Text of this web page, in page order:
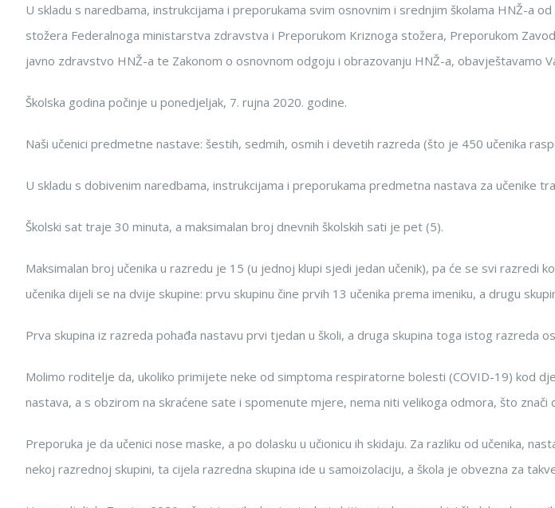
U skladu s naredbama, instrukcijama i preporukama svim osnovnim i srednjim školama HNŽ-
stožera Federalnoga ministarstva zdravstva i Preporukom Kriznoga stožera, Preporukom
javno zdravstvo HNŽ-a te Zakonom o osnovnom odgoju i obrazovanju HNŽ-a, obavještavamo
Školska godina počinje u ponedjeljak, 7. rujna 2020. godine.
Naši učenici predmetne nastave: šestih, sedmih, osmih i devetih razreda (što je 450 učenika
U skladu s dobivenim naredbama, instrukcijama i preporukama predmetna nastava za učenike
Školski sat traje 30 minuta, a maksimalan broj dnevnih školskih sati je pet (5).
Maksimalan broj učenika u razredu je 15 (u jednoj klupi sjedi jedan učenik), pa će se svi
učenika dijeli se na dvije skupine: prvu skupinu čine prvih 13 učenika prema imeniku, a drugu
Prva skupina iz razreda pohađa nastavu prvi tjedan u školi, a druga skupina toga istog razreda
Molimo roditelje da, ukoliko primijete neke od simptoma respiratorne bolesti (COVID-19) kod
nastava, a s obzirom na skraćene sate i spomenute mjere, nema niti velikoga odmora, što znači
Preporuka je da učenici nose maske, a po dolasku u učionicu ih skidaju. Za razliku od učenika,
nekoj razrednoj skupini, ta cijela razredna skupina ide u samoizolaciju, a škola je obvezna za